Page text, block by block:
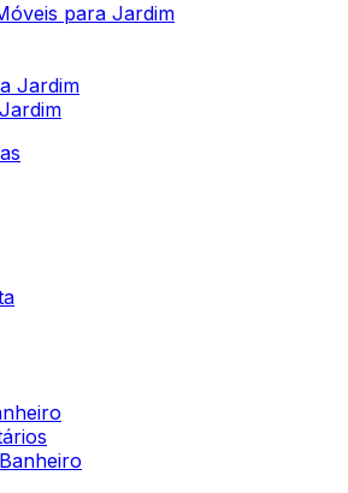
para Jardim
Jardim